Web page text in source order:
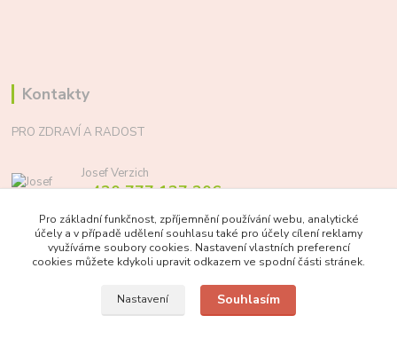
Kontakty
PRO ZDRAVÍ A RADOST
Josef Verzich
+420 777 137 206
info@prozdraviaradost.cz
Pro základní funkčnost, zpříjemnění používání webu, analytické
účely a v případě udělení souhlasu také pro účely cílení reklamy
využíváme soubory cookies. Nastavení vlastních preferencí
cookies můžete kdykoli upravit odkazem ve spodní části stránek.
Nastavení Souhlasím